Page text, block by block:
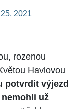
2021
rozenou
Havlovou
potvrdit výjezd
už